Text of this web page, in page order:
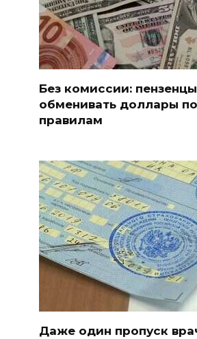
Без комиссии:
обменивать доллары
правилам
Даже один пропуск